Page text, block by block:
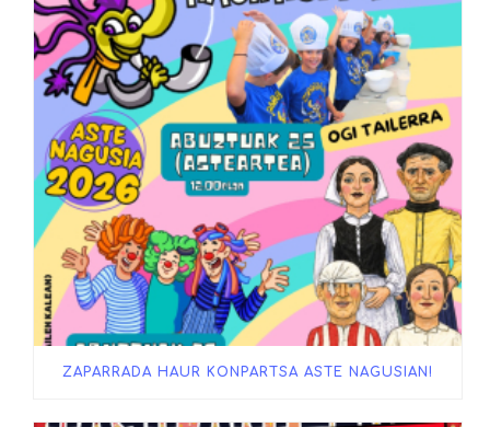
ZAPARRADA HAUR KONPARTSA ASTE NAGUSIAN!